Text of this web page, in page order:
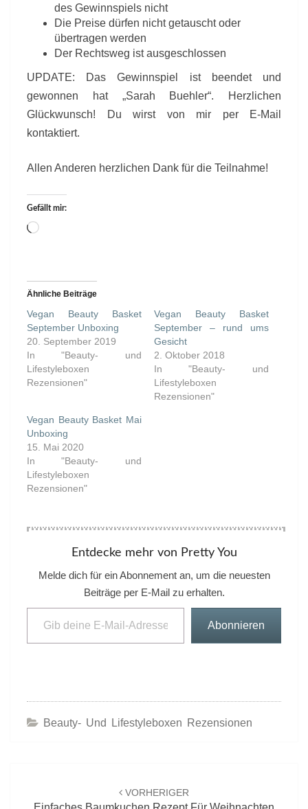
des Gewinnspiels nicht
Die Preise dürfen nicht getauscht oder
übertragen werden
Der Rechtsweg ist ausgeschlossen
UPDATE: Das Gewinnspiel ist beendet und
gewonnen hat „Sarah Buehler“. Herzlichen
Glückwunsch! Du wirst von mir per E-Mail
kontaktiert.
Allen Anderen herzlichen Dank für die Teilnahme!
Gefällt mir:
Wird
Ähnliche Beiträge
Vegan Beauty Basket
September Unboxing
20. September 2019
In "Beauty- und
Lifestyleboxen
Rezensionen"
Vegan Beauty Basket
September – rund ums
Gesicht
2. Oktober 2018
In "Beauty- und
Lifestyleboxen
Rezensionen"
Vegan Beauty Basket Mai
Unboxing
15. Mai 2020
In "Beauty- und
Lifestyleboxen
Rezensionen"
Entdecke mehr von Pretty You
Melde dich für ein Abonnement an, um die neuesten
Beiträge per E-Mail zu erhalten.
Gib deine E-Mail-Adresse ein ...
Abonnieren
Beauty- Und Lifestyleboxen Rezensionen
VORHERIGER